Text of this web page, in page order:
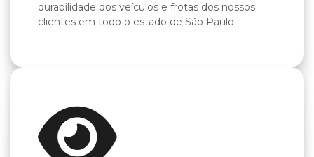
durabilidade dos veículos e frotas dos nossos
clientes em todo o estado de São Paulo.